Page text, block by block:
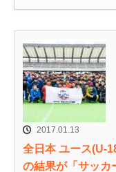
2017.01.13
全日本 ユース(U-
の結果が「サッカ